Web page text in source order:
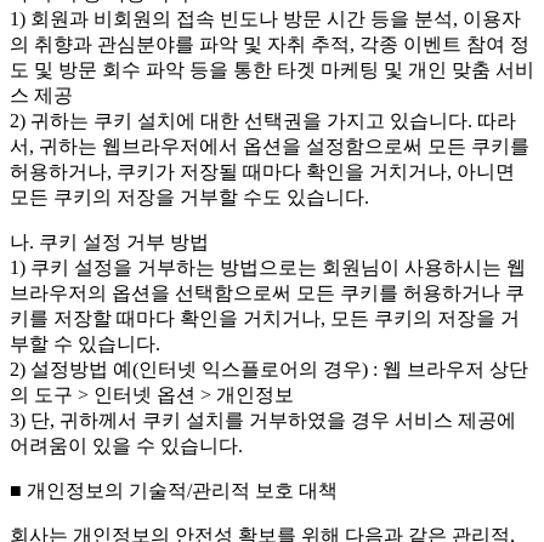
1) 회원과 비회원의 접속 빈도나 방문 시간 등을 분석, 이용자
의 취향과 관심분야를 파악 및 자취 추적, 각종 이벤트 참여 정
도 및 방문 회수 파악 등을 통한 타겟 마케팅 및 개인 맞춤 서비
스 제공
2) 귀하는 쿠키 설치에 대한 선택권을 가지고 있습니다. 따라
서, 귀하는 웹브라우저에서 옵션을 설정함으로써 모든 쿠키를
허용하거나, 쿠키가 저장될 때마다 확인을 거치거나, 아니면
모든 쿠키의 저장을 거부할 수도 있습니다.
나. 쿠키 설정 거부 방법
1) 쿠키 설정을 거부하는 방법으로는 회원님이 사용하시는 웹
브라우저의 옵션을 선택함으로써 모든 쿠키를 허용하거나 쿠
키를 저장할 때마다 확인을 거치거나, 모든 쿠키의 저장을 거
부할 수 있습니다.
2) 설정방법 예(인터넷 익스플로어의 경우) : 웹 브라우저 상단
의 도구 > 인터넷 옵션 > 개인정보
3) 단, 귀하께서 쿠키 설치를 거부하였을 경우 서비스 제공에
어려움이 있을 수 있습니다.
■ 개인정보의 기술적/관리적 보호 대책
회사는 개인정보의 안전성 확보를 위해 다음과 같은 관리적,